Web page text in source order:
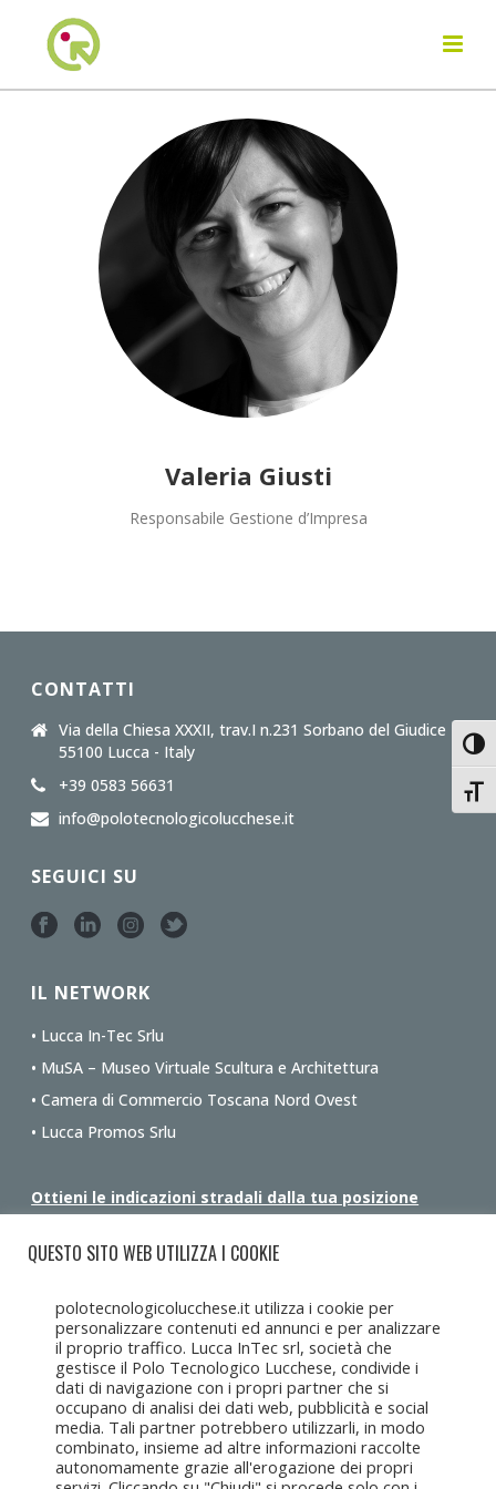
Valeria Giusti
Responsabile Gestione d’Impresa
CONTATTI
Via della Chiesa XXXII, trav.I n.231 Sorbano del Giudice
55100 Lucca - Italy
+39 0583 56631
info@polotecnologicolucchese.it
SEGUICI SU
IL NETWORK
• Lucca In-Tec Srlu
• MuSA – Museo Virtuale Scultura e Architettura
• Camera di Commercio Toscana Nord Ovest
• Lucca Promos Srlu
Ottieni le indicazioni stradali dalla tua posizione
QUESTO SITO WEB UTILIZZA I COOKIE
polotecnologicolucchese.it utilizza i cookie per
personalizzare contenuti ed annunci e per analizzare
il proprio traffico. Lucca InTec srl, società che
gestisce il Polo Tecnologico Lucchese, condivide i
dati di navigazione con i propri partner che si
occupano di analisi dei dati web, pubblicità e social
media. Tali partner potrebbero utilizzarli, in modo
combinato, insieme ad altre informazioni raccolte
autonomamente grazie all'erogazione dei propri